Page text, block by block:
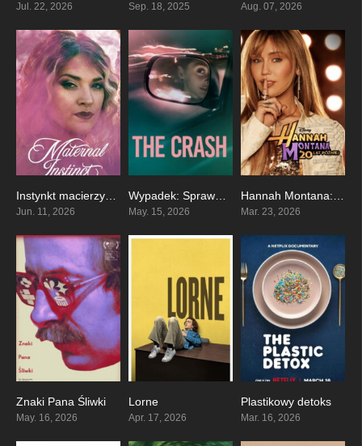
Jul. 22, 2026 Sep. 18, 2025 Aug. 07, 2026
7.2
Jun. 11, 2026
0
Wypadek: Sprawa Mackenzie Shirilli
May. 15, 2026
6.4
Mar. 23, 2026
7.9
Znaki Pana Śliwki
May. 16, 2026
Lorne
Apr. 17, 2026
6.8
Plastikowy detoks
Mar. 16, 2026